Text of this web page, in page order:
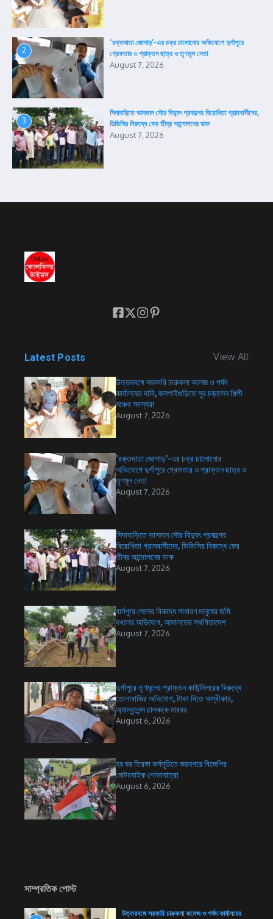
2
‘রক্তদাতা জোগাড়’-এর চক্র চালোনোর অভিযোগে দুর্গাপুরে
গ্রেফতার ৩ প্রাক্তন ছাত্র ও তৃণমূল নেতা
August 7, 2026
3
সিদাবাড়িতে ভাসমান সৌর বিদ্যুৎ প্রকল্পের বিরোধিতা গ্রামবাসীদের,
ডিভিসির বিরুদ্ধে ফের তীব্র আন্দোলনের ডাক
August 7, 2026
Latest Posts View All
উত্তরবঙ্গে সরকারি চারুকলা কলেজ ও পর্ষদ
কার্যালয়ের দাবি, জলপাইগুড়িতে সুর চড়ালেন শিল্পী
মঞ্চের সদস্যরা
August 7, 2026
‘রক্তদাতা জোগাড়’-এর চক্র চালোনোর
অভিযোগে দুর্গাপুরে গ্রেফতার ৩ প্রাক্তন ছাত্র ও
তৃণমূল নেতা
August 7, 2026
সিদাবাড়িতে ভাসমান সৌর বিদ্যুৎ প্রকল্পের
বিরোধিতা গ্রামবাসীদের, ডিভিসির বিরুদ্ধে ফের
তীব্র আন্দোলনের ডাক
August 7, 2026
বার্নপুরে সেলের বিরুদ্ধে সাধারণ মানুষের জমি
দখলের অভিযোগ, আদালতের স্থগিতাদেশ
August 7, 2026
দুর্গাপুরে তৃণমূলের প্রাক্তন কাউন্সিলরের বিরুদ্ধে
তোলাবাজির অভিযোগ, টাকা দিতে অস্বীকার,
অ্যাম্বুলেন্স চালককে মারধর
August 6, 2026
হর ঘর তিরঙ্গা কর্মসূচিতে জয়নগরে বিজেপির
মোটরবাইক শোভাযাত্রা
August 6, 2026
সাম্প্রতিক পোস্ট
উত্তরবঙ্গে সরকারি চারুকলা কলেজ ও পর্ষদ কার্যালয়ের